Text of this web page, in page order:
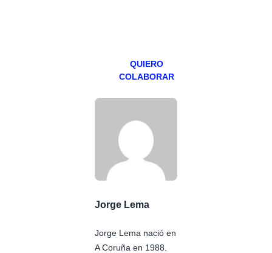
QUIERO
COLABORAR
Jorge Lema
Jorge Lema nació en
A Coruña en 1988.